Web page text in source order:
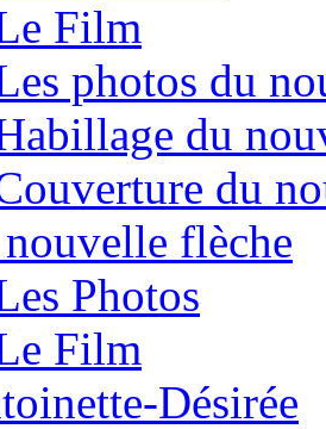
Film
photos du
du
du
flèche
Photos
Film
Désirée